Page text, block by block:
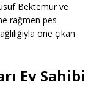
Bektemur ve
rağmen pes
öne çıkan
Ev Sahibi